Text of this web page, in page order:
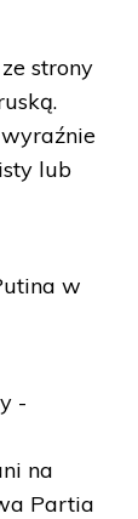
strony
lub
w
-
na
Partia